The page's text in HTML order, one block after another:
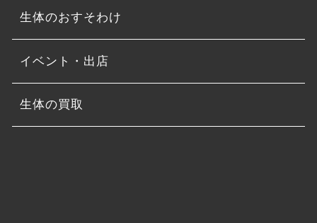
生体のおすそわけ
イベント・出店
生体の買取